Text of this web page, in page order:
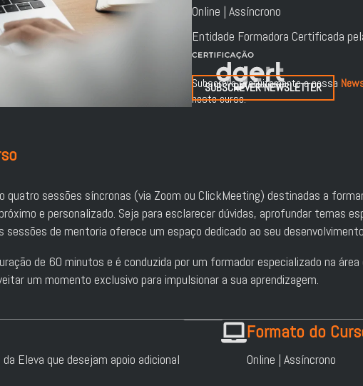
Online | Assíncrono
Entidade Formadora Certificada
Subscreva gratuitamente a nossa
neste curso.
SUBSCREVER NEWSLETTER
quatro sessões síncronas (via Zoom ou ClickMeeting) destinadas a
e personalizado. Seja para esclarecer dúvidas, aprofundar temas
de mentoria oferece um espaço dedicado ao seu
de 60 minutos e é conduzida por um formador especializado na
um momento exclusivo para impulsionar a sua aprendizagem.
Eleva que desejam apoio adicional
Formato do
Online | Assíncrono